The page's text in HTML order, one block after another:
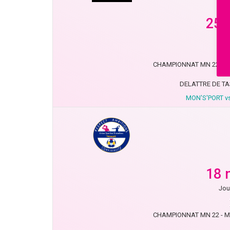
25
CHAMPIONNAT MN 22 -
DELATTRE DE
MON'S'PORT
18
CHAMPIONNAT MN 22 -